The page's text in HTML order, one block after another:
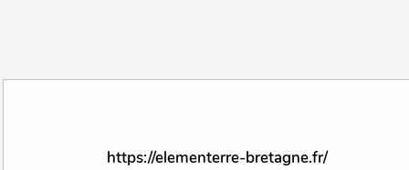
https://elementerre-bretagne.fr/